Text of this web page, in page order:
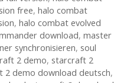
free, halo combat
, halo combat evolved
download, master
synchronisieren, soul
2 demo, starcraft 2
2 demo download deutsch,